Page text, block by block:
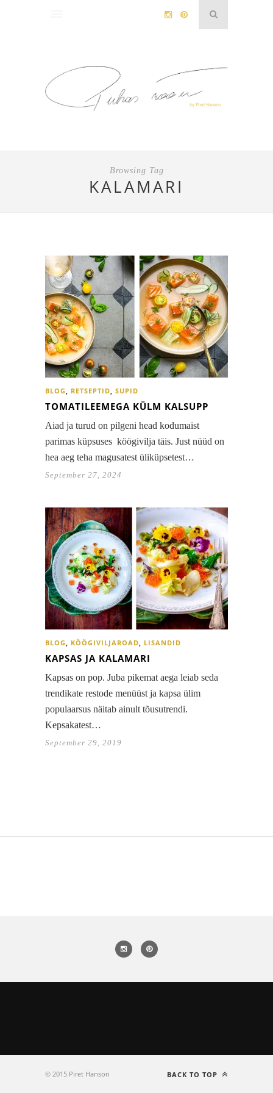
Browsing Tag
KALAMARI
BLOG, RETSEPTID, SUPID
TOMATILEEMEGA KÜLM KALSUPP
Aiad ja turud on pilgeni head kodumaist
parimas küpsuses köögivilja täis. Just nüüd on
hea aeg teha magusatest üliküpsetest…
September 27, 2024
BLOG, KÖÖGIVILJAROAD, LISANDID
KAPSAS JA KALAMARI
Kapsas on pop. Juba pikemat aega leiab seda
trendikate restode menüüst ja kapsa ülim
populaarsus näitab ainult tõusutrendi.
Kepsakatest…
September 29, 2019
© 2015 Piret Hanson BACK TO TOP